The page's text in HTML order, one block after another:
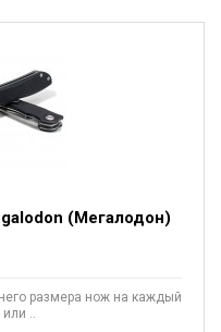
(Мегалодон)
размера нож на каждый
..